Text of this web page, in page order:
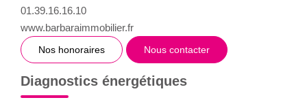
01.39.16.16.10
www.barbaraimmobilier.fr
Nos honoraires Nous contacter
Diagnostics énergétiques